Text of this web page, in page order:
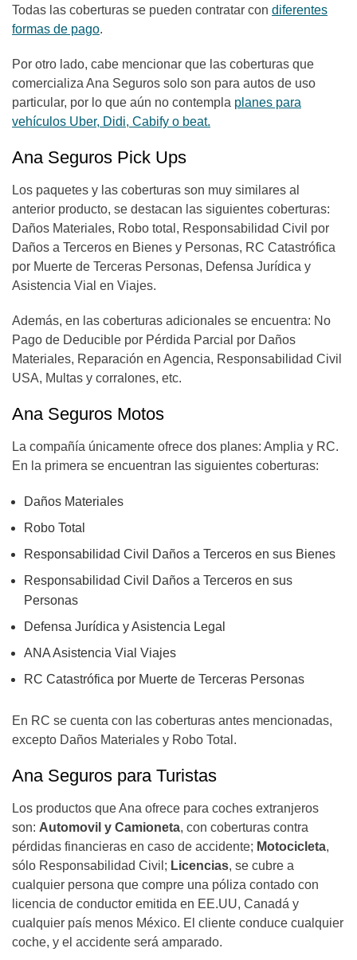
Todas las coberturas se pueden contratar con diferentes
formas de pago.
Por otro lado, cabe mencionar que las coberturas que
comercializa Ana Seguros solo son para autos de uso
particular, por lo que aún no contempla planes para
vehículos Uber, Didi, Cabify o beat.
Ana Seguros Pick Ups
Los paquetes y las coberturas son muy similares al
anterior producto, se destacan las siguientes coberturas:
Daños Materiales, Robo total, Responsabilidad Civil por
Daños a Terceros en Bienes y Personas, RC Catastrófica
por Muerte de Terceras Personas, Defensa Jurídica y
Asistencia Vial en Viajes.
Además, en las coberturas adicionales se encuentra: No
Pago de Deducible por Pérdida Parcial por Daños
Materiales, Reparación en Agencia, Responsabilidad Civil
USA, Multas y corralones, etc.
Ana Seguros Motos
La compañía únicamente ofrece dos planes: Amplia y RC.
En la primera se encuentran las siguientes coberturas:
Daños Materiales
Robo Total
Responsabilidad Civil Daños a Terceros en sus Bienes
Responsabilidad Civil Daños a Terceros en sus
Personas
Defensa Jurídica y Asistencia Legal
ANA Asistencia Vial Viajes
RC Catastrófica por Muerte de Terceras Personas
En RC se cuenta con las coberturas antes mencionadas,
excepto Daños Materiales y Robo Total.
Ana Seguros para Turistas
Los productos que Ana ofrece para coches extranjeros
son: Automovil y Camioneta, con coberturas contra
pérdidas financieras en caso de accidente; Motocicleta,
sólo Responsabilidad Civil; Licencias, se cubre a
cualquier persona que compre una póliza contado con
licencia de conductor emitida en EE.UU, Canadá y
cualquier país menos México. El cliente conduce cualquier
coche, y el accidente será amparado.